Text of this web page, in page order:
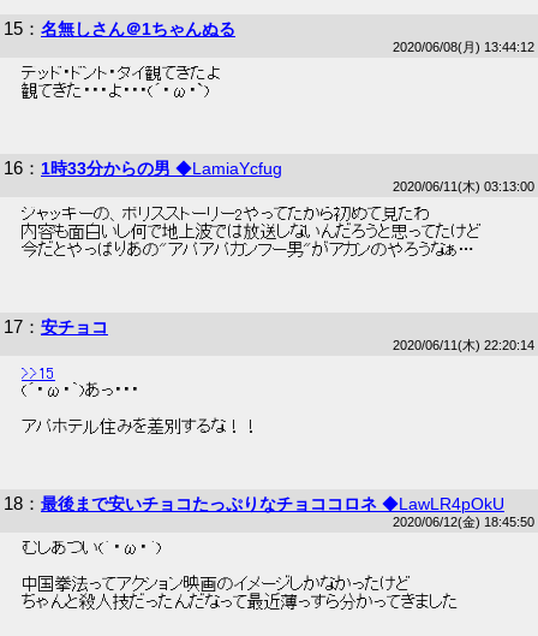
15 ： 名無しさん＠1ちゃんぬる
2020/06/08(月) 13:44:12
デッド・ドント・ダイ観てきたよ
観てきた・・・よ・・・(´・ω・`)
16 ： 1時33分からの男 ◆LamiaYcfug
2020/06/11(木) 03:13:00
ジャッキーの、ポリスストーリー2やってたから初めて見たわ
内容も面白いし何で地上波では放送しないんだろうと思ってたけど
今だとやっぱりあの"アパアパカンフー男"がアカンのやろうなぁ…
17 ： 安チョコ
2020/06/11(木) 22:20:14
>>15
(´・ω・｀)あっ・・・
アパホテル住みを差別するな！！
18 ： 最後まで安いチョコたっぷりなチョココロネ ◆LawLR4pOkU
2020/06/12(金) 18:45:50
むしあつい(´・ω・｀)
中国拳法ってアクション映画のイメージしかなかったけど
ちゃんと殺人技だったんだなって最近薄っすら分かってきました